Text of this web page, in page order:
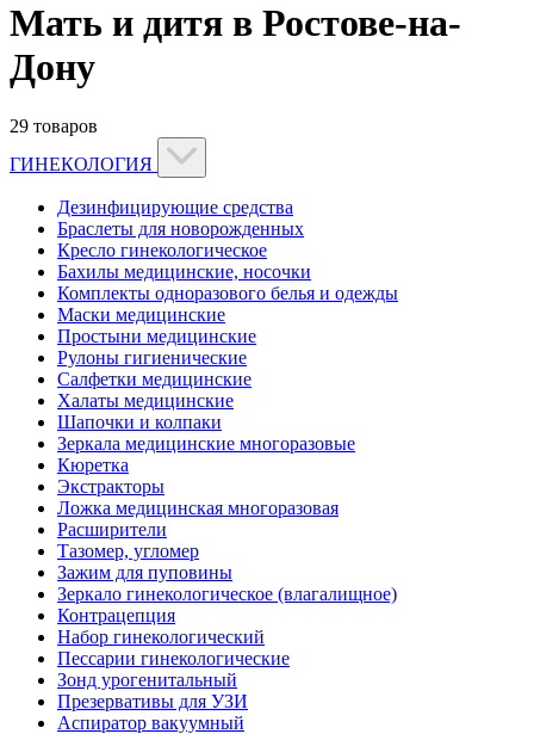
Мать и дитя в Ростове-на-
Дону
29 товаров
ГИНЕКОЛОГИЯ
Дезинфицирующие средства
Браслеты для новорожденных
Кресло гинекологическое
Бахилы медицинские, носочки
Комплекты одноразового белья и одежды
Маски медицинские
Простыни медицинские
Рулоны гигиенические
Салфетки медицинские
Халаты медицинские
Шапочки и колпаки
Зеркала медицинские многоразовые
Кюретка
Экстракторы
Ложка медицинская многоразовая
Расширители
Тазомер, угломер
Зажим для пуповины
Зеркало гинекологическое (влагалищное)
Контрацепция
Набор гинекологический
Пессарии гинекологические
Зонд урогенитальный
Презервативы для УЗИ
Аспиратор вакуумный